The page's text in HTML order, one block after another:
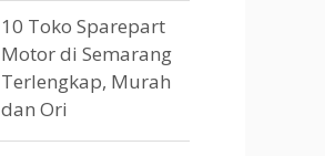
10 Toko Sparepart
Motor di Semarang
Terlengkap, Murah
dan Ori